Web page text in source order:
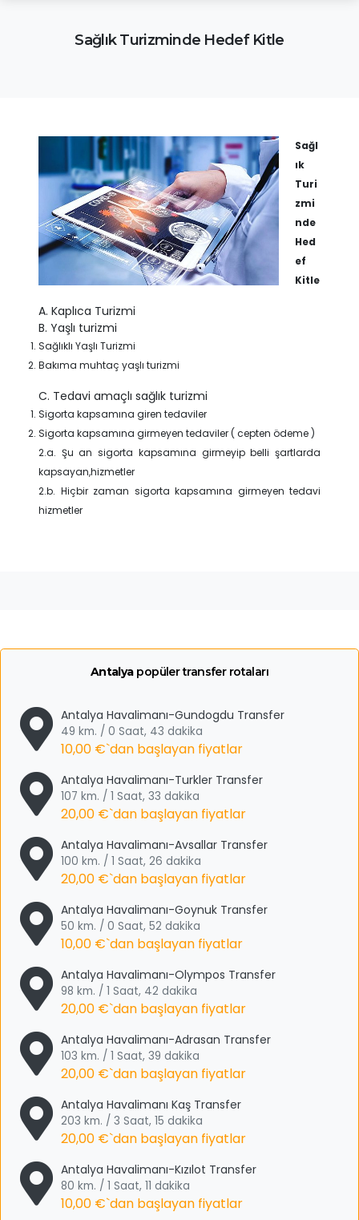
Sağlık Turizminde Hedef Kitle
Sağl
ık
Turi
zmi
nde
Hed
ef
Kitle
A. Kaplıca Turizmi
B. Yaşlı turizmi
Sağlıklı Yaşlı Turizmi
Bakıma muhtaç yaşlı turizmi
C. Tedavi amaçlı sağlık turizmi
Sigorta kapsamına giren tedaviler
Sigorta kapsamına girmeyen tedaviler ( cepten ödeme )
2.a. Şu an sigorta kapsamına girmeyip belli şartlarda
kapsayan,hizmetler
2.b. Hiçbir zaman sigorta kapsamına girmeyen tedavi
hizmetler
Antalyapopüler transfer rotaları
Antalya Havalimanı-Gundogdu Transfer
49 km. / 0 Saat, 43 dakika
10,00 €`dan başlayan fiyatlar
Antalya Havalimanı-Turkler Transfer
107 km. / 1 Saat, 33 dakika
20,00 €`dan başlayan fiyatlar
Antalya Havalimanı-Avsallar Transfer
100 km. / 1 Saat, 26 dakika
20,00 €`dan başlayan fiyatlar
Antalya Havalimanı-Goynuk Transfer
50 km. / 0 Saat, 52 dakika
10,00 €`dan başlayan fiyatlar
Antalya Havalimanı-Olympos Transfer
98 km. / 1 Saat, 42 dakika
20,00 €`dan başlayan fiyatlar
Antalya Havalimanı-Adrasan Transfer
103 km. / 1 Saat, 39 dakika
20,00 €`dan başlayan fiyatlar
Antalya Havalimanı Kaş Transfer
203 km. / 3 Saat, 15 dakika
20,00 €`dan başlayan fiyatlar
Antalya Havalimanı-Kızılot Transfer
80 km. / 1 Saat, 11 dakika
10,00 €`dan başlayan fiyatlar